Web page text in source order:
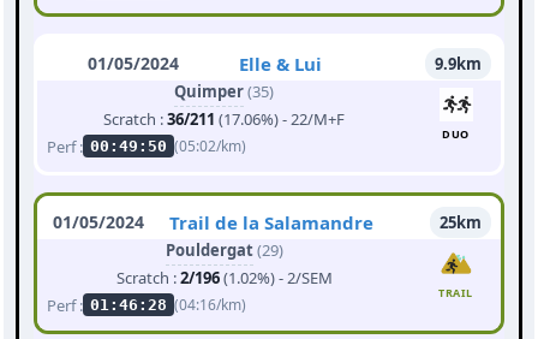
01/05/2024 Elle & Lui
9.9km
Quimper(35)
Scratch :36/211 (17.06%) - 22/M+F
Perf : 00:49:50 (05:02/km)
DUO
01/05/2024 Trail de la Salamandre
25km
Pouldergat(29)
Scratch :2/196(1.02%) - 2/SEM
Perf : 01:46:28 (04:16/km)
TRAIL